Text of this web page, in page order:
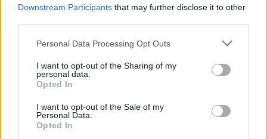
Downstream Participants that may further disclose it to other
Personal Data Processing Opt Outs
I want to opt-out of the Sharing of my
personal data.
Opted In
I want to opt-out of the Sale of my
Personal Data.
Opted In
Εγγραφή στο newsletter
Αποδέχομαι τους
και την πολιτική απορρήτου